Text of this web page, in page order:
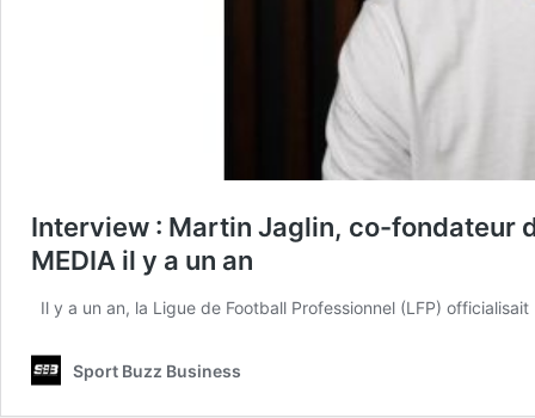
Interview : Martin Jaglin, co-fondateur
MEDIA il y a un an
Il y a un an, la Ligue de Football Professionnel (LFP)
Sport Buzz Business